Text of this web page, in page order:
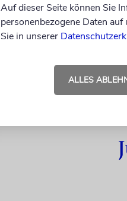
Auf dieser Seite können Sie
personenbezogene Daten
Sie in unserer
ALLES